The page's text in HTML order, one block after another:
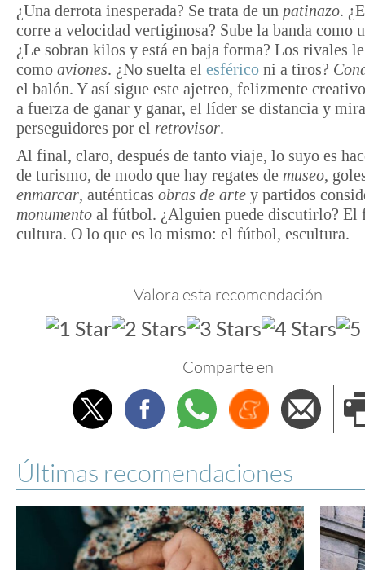
¿Una derrota inesperada? Se trata de un patinazo.
corre a velocidad vertiginosa? Sube la banda como
¿Le sobran kilos y está en baja forma? Los rivales
como aviones. ¿No suelta el esférico ni a tiros?
el balón. Y así sigue este ajetreo, felizmente
a fuerza de ganar y ganar, el líder se distancia y
perseguidores por el retrovisor.
Al final, claro, después de tanto viaje, lo suyo es
de turismo, de modo que hay regates de museo,
enmarcar, auténticas obras de arte y partidos
monumento al fútbol. ¿Alguien puede discutirlo? El
cultura. O lo que es lo mismo: el fútbol, escultura.
Valora esta recomendación
Comparte en
TwitterFacebookWhatsappMenéame
Últimas recomendaciones